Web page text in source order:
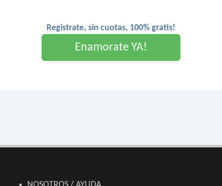
Registrate, sin cuotas, 100% gratis!
Enamorate YA!